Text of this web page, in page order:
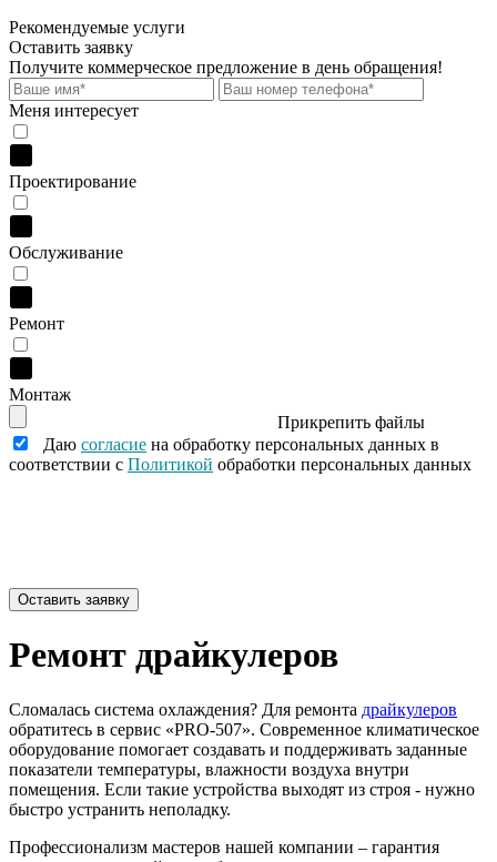
Рекомендуемые услуги
Оставить заявку
Получите коммерческое предложение в день обращения!
Меня интересует
Проектирование
Обслуживание
Ремонт
Монтаж
Прикрепить файлы
Даю согласие на обработку персональных данных в
соответствии с Политикой обработки персональных данных
Ремонт драйкулеров
Сломалась система охлаждения? Для ремонта драйкулеров
обратитесь в сервис «PRO-507». Современное климатическое
оборудование помогает создавать и поддерживать заданные
показатели температуры, влажности воздуха внутри
помещения. Если такие устройства выходят из строя - нужно
быстро устранить неполадку.
Профессионализм мастеров нашей компании – гарантия